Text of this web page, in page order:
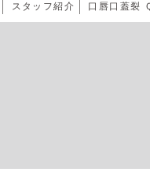
スタッフ紹介 口唇口蓋裂